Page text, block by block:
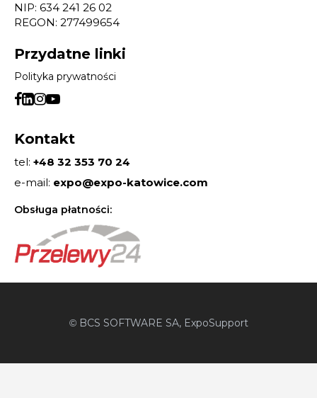
NIP: 634 241 26 02
REGON: 277499654
Przydatne linki
Polityka prywatności
Kontakt
tel: +48 32 353 70 24
e-mail: expo@expo-katowice.com
Obsługa płatności:
©BCS SOFTWARE SA, ExpoSupport